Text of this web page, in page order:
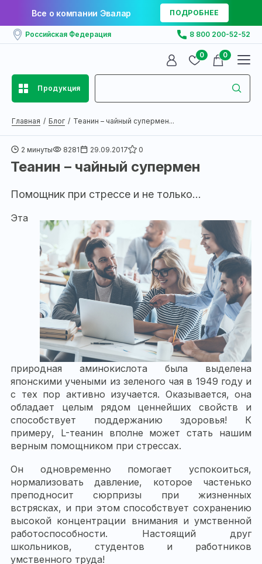
Все о компании Эвалар ПОДРОБНЕЕ
Российская Федерация 8 800 200-52-52
0 0
Продукция
Главная Блог Теанин – чайный супермен...
2 минуты 8281 29.09.2017 0
Теанин – чайный супермен
Помощник при стрессе и не только…
Эта
природная аминокислота была выделена
японскими учеными из зеленого чая в 1949 году и
с тех пор активно изучается. Оказывается, она
обладает целым рядом ценнейших свойств и
способствует поддержанию здоровья! К
примеру, L-теанин вполне может стать нашим
верным помощником при стрессах.
Он одновременно помогает успокоиться,
нормализовать давление, которое частенько
преподносит сюрпризы при жизненных
встрясках, и при этом способствует сохранению
высокой концентрации внимания и умственной
работоспособности. Настоящий друг
школьников, студентов и работников
умственного труда!